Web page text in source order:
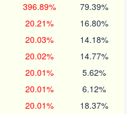
396.89% 79.39%
20.21% 16.80%
20.03% 14.18%
20.02% 14.77%
20.01% 5.62%
20.01% 6.12%
20.01% 18.37%